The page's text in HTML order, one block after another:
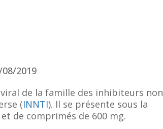
2019
de la famille des inhibiteurs non
(INNTI). Il se présente sous la
de comprimés de 600 mg.